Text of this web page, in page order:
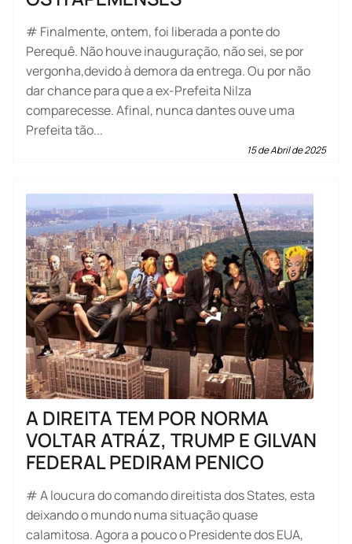
# Finalmente, ontem, foi liberada a ponte do
Perequê. Não houve inauguração, não sei, se por
vergonha,devido à demora da entrega. Ou por não
dar chance para que a ex-Prefeita Nilza
comparecesse. Afinal, nunca dantes ouve uma
Prefeita tão...
15 de Abril de 2025
A DIREITA TEM POR NORMA
VOLTAR ATRÁZ, TRUMP E GILVAN
FEDERAL PEDIRAM PENICO
# A loucura do comando direitista dos States, esta
deixando o mundo numa situação quase
calamitosa. Agora a pouco o Presidente dos EUA,